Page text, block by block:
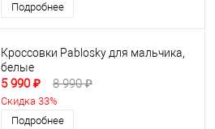
Подробнее
Кроссовки Pablosky для мальчика,
белые
5 990 ₽ 8 990 ₽
Скидка 33%
Подробнее